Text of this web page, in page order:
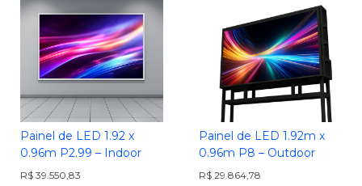
Painel de LED 1.92 x
0.96m P2.99 – Indoor
R$ 39.550,83
Painel de LED 1.92m x
0.96m P8 – Outdoor
R$ 29.864,78